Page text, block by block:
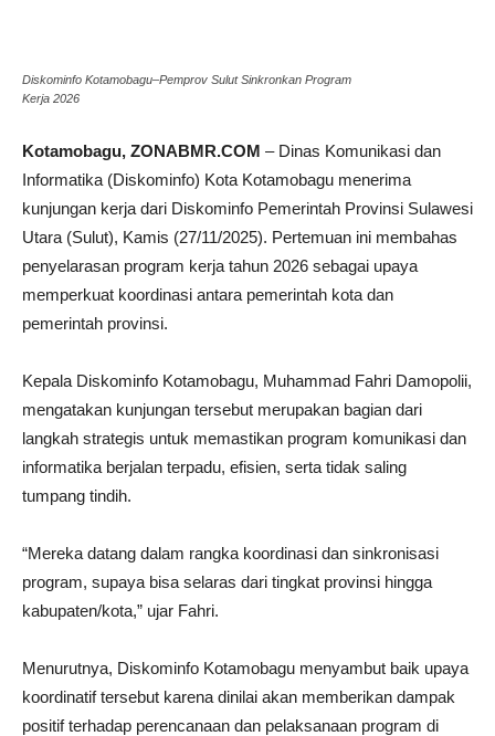
Diskominfo Kotamobagu–Pemprov Sulut Sinkronkan Program
Kerja 2026
Kotamobagu, ZONABMR.COM – Dinas Komunikasi dan
Informatika (Diskominfo) Kota Kotamobagu menerima
kunjungan kerja dari Diskominfo Pemerintah Provinsi Sulawesi
Utara (Sulut), Kamis (27/11/2025). Pertemuan ini membahas
penyelarasan program kerja tahun 2026 sebagai upaya
memperkuat koordinasi antara pemerintah kota dan
pemerintah provinsi.
Kepala Diskominfo Kotamobagu, Muhammad Fahri Damopolii,
mengatakan kunjungan tersebut merupakan bagian dari
langkah strategis untuk memastikan program komunikasi dan
informatika berjalan terpadu, efisien, serta tidak saling
tumpang tindih.
“Mereka datang dalam rangka koordinasi dan sinkronisasi
program, supaya bisa selaras dari tingkat provinsi hingga
kabupaten/kota,” ujar Fahri.
Menurutnya, Diskominfo Kotamobagu menyambut baik upaya
koordinatif tersebut karena dinilai akan memberikan dampak
positif terhadap perencanaan dan pelaksanaan program di